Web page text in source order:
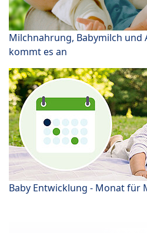
Milchnahrung, Babymilch und
kommt es an
Baby Entwicklung - Monat für